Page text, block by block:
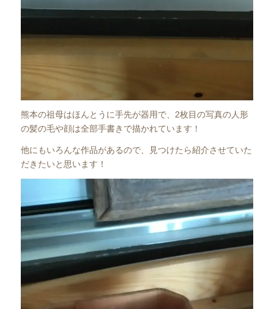
熊本の祖母はほんとうに手先が器用で、2枚目の写真の人形
の髪の毛や顔は全部手書きで描かれています！
他にもいろんな作品があるので、見つけたら紹介させていた
だきたいと思います！